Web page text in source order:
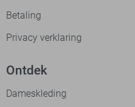
Betaling
Privacy verklaring
Ontdek
Dameskleding